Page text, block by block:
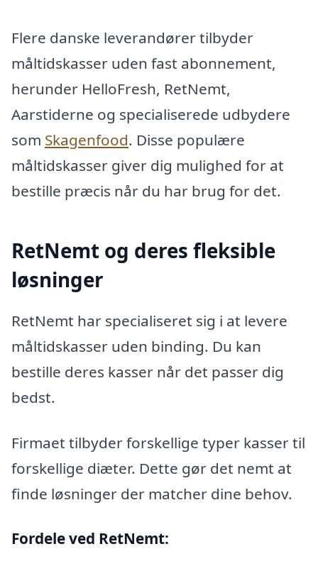
Flere danske leverandører tilbyder
måltidskasser uden fast abonnement,
herunder HelloFresh, RetNemt,
Aarstiderne og specialiserede udbydere
som Skagenfood. Disse populære
måltidskasser giver dig mulighed for at
bestille præcis når du har brug for det.
RetNemt og deres fleksible
løsninger
RetNemt har specialiseret sig i at levere
måltidskasser uden binding. Du kan
bestille deres kasser når det passer dig
bedst.
Firmaet tilbyder forskellige typer kasser til
forskellige diæter. Dette gør det nemt at
finde løsninger der matcher dine behov.
Fordele ved RetNemt: